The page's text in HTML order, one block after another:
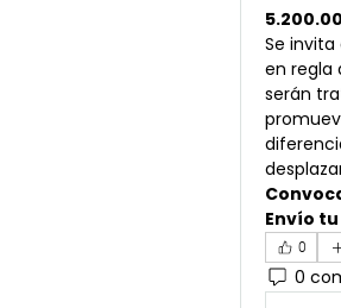
Se
en regla
serán
Envío tu
0
0